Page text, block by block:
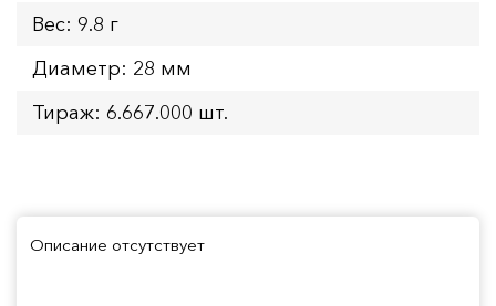
Вес: 9.8 г
Диаметр: 28 мм
Тираж: 6.667.000 шт.
Описание отсутствует